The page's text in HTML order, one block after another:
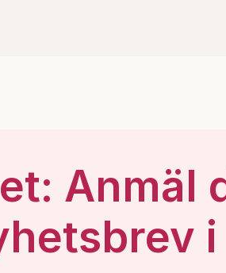
Anmäl
i